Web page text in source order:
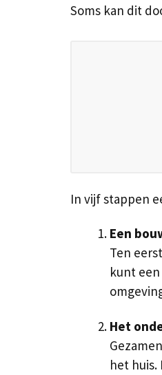
Soms kan dit
In vijf stappen
Een
Ten
kunt
Het
het huis.